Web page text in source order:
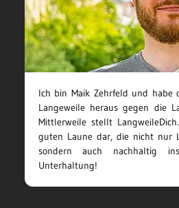
Ich bin Maik Zehrfeld und habe
Langeweile heraus gegen die
Mittlerweile stellt
guten Laune dar, die nicht nur
sondern auch nachhaltig
Unterhaltung!